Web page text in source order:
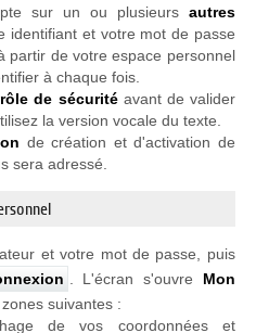
sur un ou plusieurs autres
identifiant et votre mot de passe
partir de votre espace personnel
à chaque fois.
de sécuritéavant de valider
la version vocale du texte.
de création et d'activation de
sera adressé.
et votre mot de passe, puis
. L'écran s'ouvre Mon
suivantes :
de vos coordonnées et